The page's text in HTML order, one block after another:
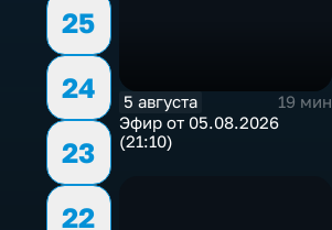
25
24
23
22
5 августа
19 мин
Эфир от 05.08.2026
(21:10)